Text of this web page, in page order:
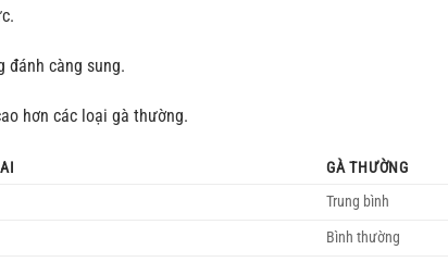
đánh càng sung.
hơn các loại gà thường.
GÀ THƯỜNG
Trung bình
Bình thường